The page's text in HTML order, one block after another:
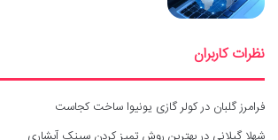
نظرات کاربران
فرامرز گلبان درکولر گازی یونیوا ساخت کجاست